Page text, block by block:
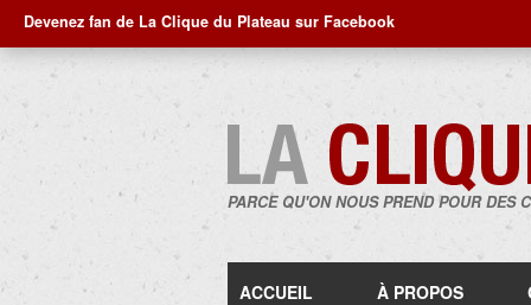
Devenez fan de La Clique du Plateau sur Facebook
PARCE QU'ON NOUS PREND POUR DES
ACCUEIL À PROPOS